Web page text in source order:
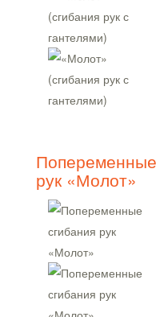
рук «Молот»